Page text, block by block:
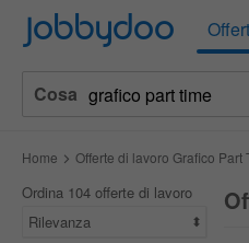
Jobbydoo
Cosa
Home Offerte di lavoro Grafico Part
Ordina 104 offerte di lavoro
Rilevanza